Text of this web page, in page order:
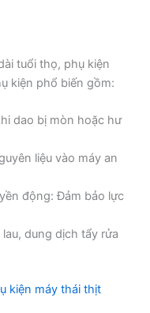
tuổi thọ, phụ kiện
kiện phổ biến gồm:
dao bị mòn hoặc hư
liệu vào máy an
động: Đảm bảo lực
dung dịch tẩy rửa
kiện máy thái thịt